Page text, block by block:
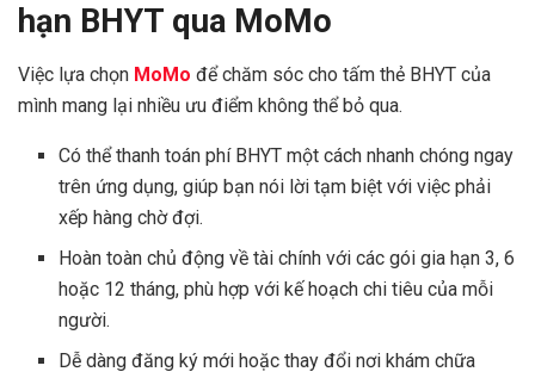
hạn BHYT qua MoMo
Việc lựa chọn MoMo để chăm sóc cho tấm thẻ BHYT của
mình mang lại nhiều ưu điểm không thể bỏ qua.
Có thể thanh toán phí BHYT một cách nhanh chóng ngay
trên ứng dụng, giúp bạn nói lời tạm biệt với việc phải
xếp hàng chờ đợi.
Hoàn toàn chủ động về tài chính với các gói gia hạn 3, 6
hoặc 12 tháng, phù hợp với kế hoạch chi tiêu của mỗi
người.
Dễ dàng đăng ký mới hoặc thay đổi nơi khám chữa